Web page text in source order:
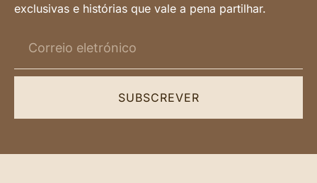
exclusivas e histórias que vale a pena partilhar.
SUBSCREVER